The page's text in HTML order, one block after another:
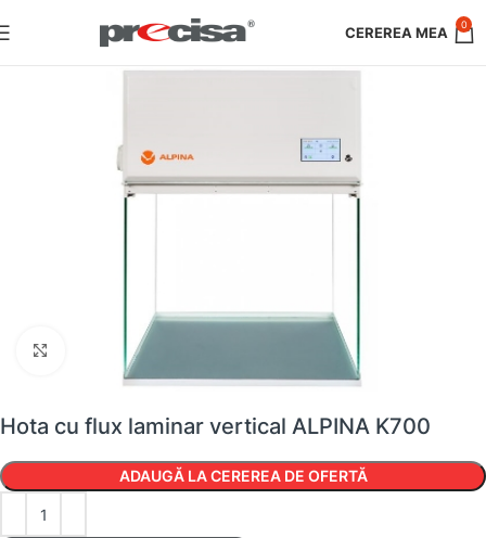
0
Faceți clic pentru a mări
Hota cu flux laminar vertical ALPINA K700
ADAUGĂ LA CEREREA DE OFERTĂ